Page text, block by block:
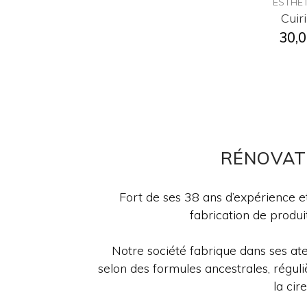
Fort de ses 38 ans d’expérience
fabrication de
Notre société fabrique dans ses
selon des formules ancestrales,
la